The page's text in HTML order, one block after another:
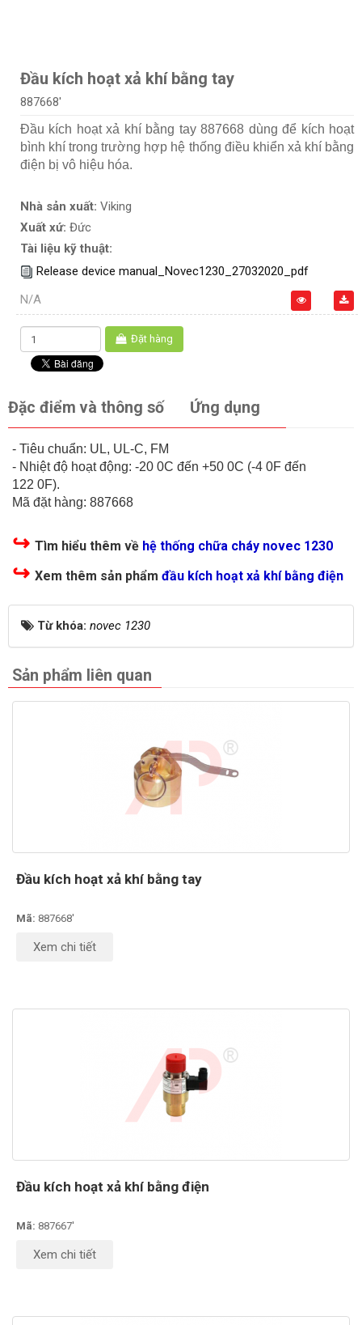
Đầu kích hoạt xả khí bằng tay
887668'
Đầu kích hoạt xả khí bằng tay 887668 dùng để kích hoạt
bình khí trong trường hợp hệ thống điều khiển xả khí bằng
điện bị vô hiệu hóa.
Nhà sản xuất: Viking
Xuất xứ: Đức
Tài liệu kỹ thuật:
Release device manual_Novec1230_27032020_pdf
N/A
Đặt hàng
Đặc điểm và thông số Ứng dụng
- Tiêu chuẩn: UL, UL-C, FM
- Nhiệt độ hoạt động: -20 0C đến +50 0C (-4 0F đến
122 0F).
Mã đặt hàng: 887668
↪ Tìm hiểu thêm về hệ thống chữa cháy novec 1230
↪ Xem thêm sản phẩm đầu kích hoạt xả khí bằng điện
Từ khóa: novec 1230
Sản phẩm liên quan
Đầu kích hoạt xả khí bằng tay
Mã: 887668'
Xem chi tiết
Đầu kích hoạt xả khí bằng điện
Mã: 887667'
Xem chi tiết